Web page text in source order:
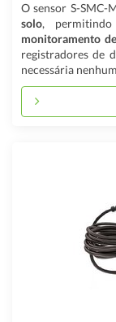
O sensor S-SMC-
solo,
monitoramento
registradores de
necessária